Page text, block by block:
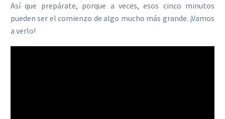
Así que prepárate, porque a veces, esos cinco minutos
pueden ser el comienzo de algo mucho más grande. ¡Vamos
a verlo!